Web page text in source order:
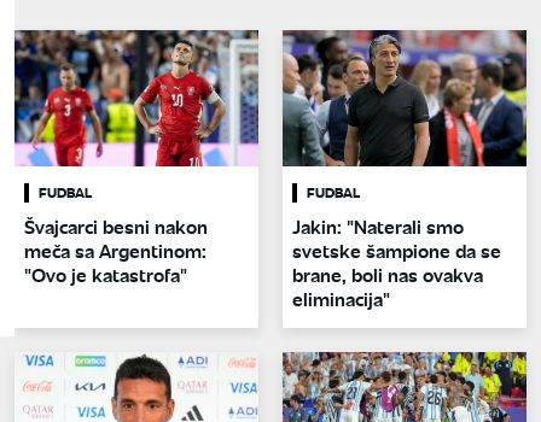
FUDBAL
Švajcarci besni nakon
meča sa Argentinom:
"Ovo je katastrofa"
FUDBAL
Jakin: "Naterali smo
svetske šampione da se
brane, boli nas ovakva
eliminacija"